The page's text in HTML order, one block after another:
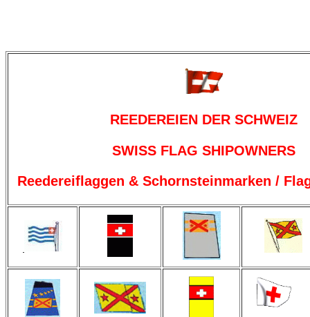
REEDEREIEN DER SCHWEIZ
SWISS FLAG SHIPOWNERS
Reedereiflaggen & Schornsteinmarken /